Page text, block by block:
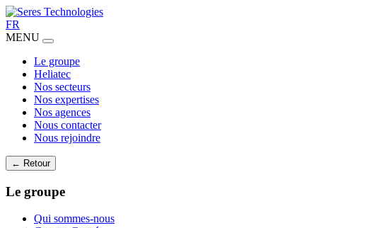
FR
MENU
Le groupe
Heliatec
Nos secteurs
Nos expertises
Nos agences
Nous contacter
Nous rejoindre
← Retour
Le groupe
Qui sommes-nous